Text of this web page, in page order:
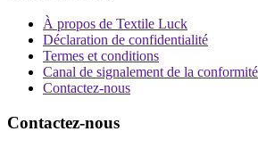
À propos de Textile Luck
Déclaration de confidentialité
Termes et conditions
Canal de signalement de la
Contactez-nous
Contactez-nous